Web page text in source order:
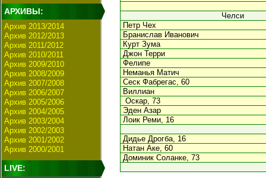
АРХИВЫ:
Архив 2013/2014
Архив 2012/2013
Архив 2011/2012
Архив 2010/2011
Архив 2009/2010
Архив 2008/2009
Архив 2007/2008
Архив 2006/2007
Архив 2005/2006
Архив 2004/2005
Архив 2003/2004
Архив 2002/2003
Архив 2001/2002
Архив 2000/2001
LIVE:
Челси
Петр Чех
Бранислав Иванович
Курт Зума
Джон Терри
Фелипе
Неманья Матич
Сеск Фабрегас, 60
Виллиан
Оскар, 73
Эден Азар
Лоик Реми, 16
Дидье Дрогба, 16
Натан Аке, 60
Доминик Соланке, 73